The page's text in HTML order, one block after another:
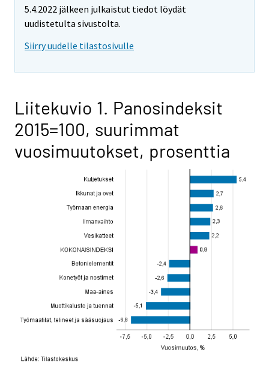
5.4.2022 jälkeen julkaistut tiedot löydät
uudistetulta sivustolta.
Siirry uudelle tilastosivulle
Liitekuvio 1. Panosindeksit
2015=100, suurimmat
vuosimuutokset, prosenttia